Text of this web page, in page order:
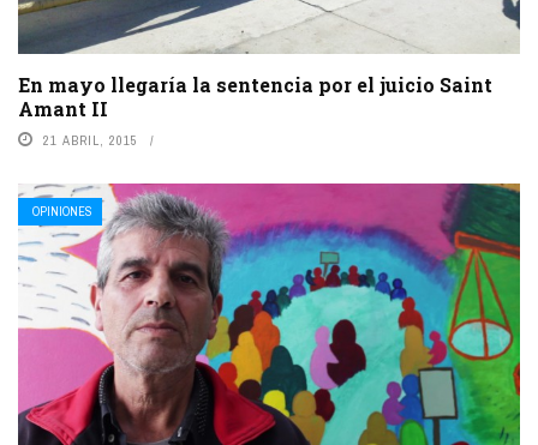
En mayo llegaría la sentencia por el juicio Saint
Amant II
21 ABRIL, 2015
OPINIONES